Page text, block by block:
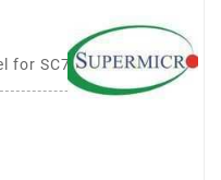
for SC733T W/O